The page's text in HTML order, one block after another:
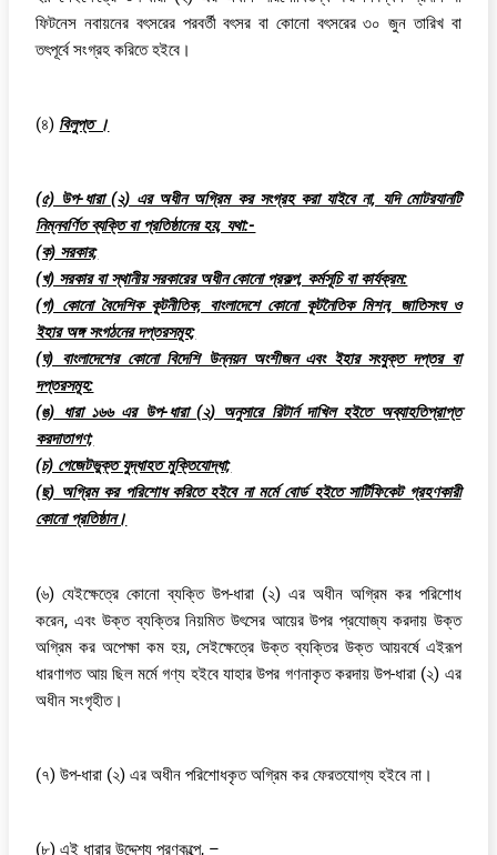
ফিটনেস নবায়নের বৎসরের পরবর্তী বৎসর বা কোনো বৎসরের ৩০ জুন তারিখ বা
তৎপূর্বে সংগ্রহ করিতে হইবে।
(৪) বিলুপ্ত ।
(৫) উপ-ধারা (২) এর অধীন অগ্রিম কর সংগ্রহ করা যাইবে না, যদি মোটরযানটি
নিম্নবর্ণিত ব্যক্তি বা প্রতিষ্ঠানের হয়, যথা:-
(ক) সরকার;
(খ) সরকার বা স্থানীয় সরকারের অধীন কোনো প্রকল্প, কর্মসূচি বা কার্যক্রম:
(গ) কোনো বৈদেশিক কূটনীতিক, বাংলাদেশে কোনো কূটনৈতিক মিশন, জাতিসংঘ ও
ইহার অঙ্গ সংগঠনের দপ্তরসমূহ;
(ঘ) বাংলাদেশের কোনো বিদেশি উন্নয়ন অংশীজন এবং ইহার সংযুক্ত দপ্তর বা
দপ্তরসমূহ:
(ঙ) ধারা ১৬৬ এর উপ-ধারা (২) অনুসারে রিটার্ন দাখিল হইতে অব্যাহতিপ্রাপ্ত
করদাতাগণ;
(চ) গেজেটভুক্ত যুদ্ধাহত মুক্তিযোদ্ধা;
(ছ) অগ্রিম কর পরিশোধ করিতে হইবে না মর্মে বোর্ড হইতে সার্টিফিকেট গ্রহণকারী
কোনো প্রতিষ্ঠান।
(৬) যেইক্ষেত্রে কোনো ব্যক্তি উপ-ধারা (২) এর অধীন অগ্রিম কর পরিশোধ
করেন, এবং উক্ত ব্যক্তির নিয়মিত উৎসের আয়ের উপর প্রযোজ্য করদায় উক্ত
অগ্রিম কর অপেক্ষা কম হয়, সেইক্ষেত্রে উক্ত ব্যক্তির উক্ত আয়বর্ষে এইরূপ
ধারণাগত আয় ছিল মর্মে গণ্য হইবে যাহার উপর গণনাকৃত করদায় উপ-ধারা (২) এর
অধীন সংগৃহীত।
(৭) উপ-ধারা (২) এর অধীন পরিশোধকৃত অগ্রিম কর ফেরতযোগ্য হইবে না।
(৮) এই ধারার উদ্দেশ্য পূরণকল্পে, –